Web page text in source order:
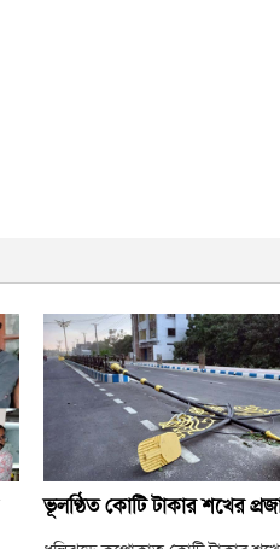
ভূলণ্ঠিত কোটি টাকার শখের